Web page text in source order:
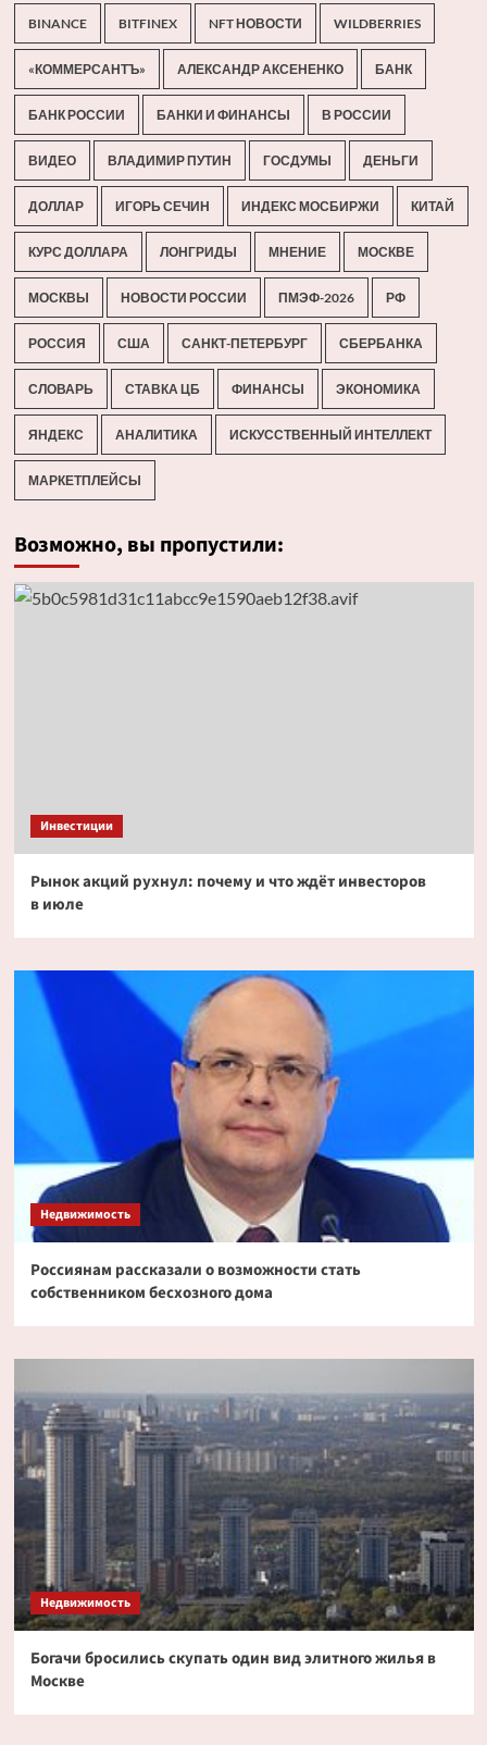
BINANCE BITFINEX NFT НОВОСТИ WILDBERRIES
«КОММЕРСАНТЪ» АЛЕКСАНДР АКСЕНЕНКО БАНК
БАНК РОССИИ БАНКИ И ФИНАНСЫ В РОССИИ
ВИДЕО ВЛАДИМИР ПУТИН ГОСДУМЫ ДЕНЬГИ
ДОЛЛАР ИГОРЬ СЕЧИН ИНДЕКС МОСБИРЖИ КИТАЙ
КУРС ДОЛЛАРА ЛОНГРИДЫ МНЕНИЕ МОСКВЕ
МОСКВЫ НОВОСТИ РОССИИ ПМЭФ-2026 РФ
РОССИЯ США САНКТ-ПЕТЕРБУРГ СБЕРБАНКА
СЛОВАРЬ СТАВКА ЦБ ФИНАНСЫ ЭКОНОМИКА
ЯНДЕКС АНАЛИТИКА ИСКУССТВЕННЫЙ ИНТЕЛЛЕКТ
МАРКЕТПЛЕЙСЫ
Возможно, вы пропустили:
Инвестиции
Рынок акций рухнул: почему и что ждёт инвесторов
в июле
Недвижимость
Россиянам рассказали о возможности стать
собственником бесхозного дома
Недвижимость
Богачи бросились скупать один вид элитного жилья в
Москве